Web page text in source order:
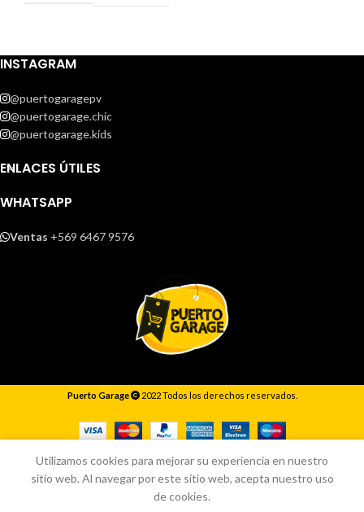
INSTAGRAM
@puertogaragepv
@puertogarage.chic
@puertogarage.kids
ENLACES ÚTILES
WHATSAPP
Ventas +569 6467 9576
Puerto Garage 2022 Todos los derechos reservados.
Utilizamos cookies para mejorar su experiencia en nuestro
sitio web. Al navegar por este sitio web, acepta nuestro uso
de cookies.